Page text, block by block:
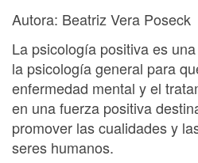
Autora: Beatriz Vera Poseck
La psicología positiva es
la psicología general para
enfermedad mental y el
en una fuerza positiva
promover las cualidades y
seres humanos.